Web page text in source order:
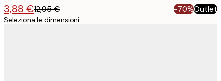
3,88 €12,95 € -70%Outlet
Seleziona le dimensioni